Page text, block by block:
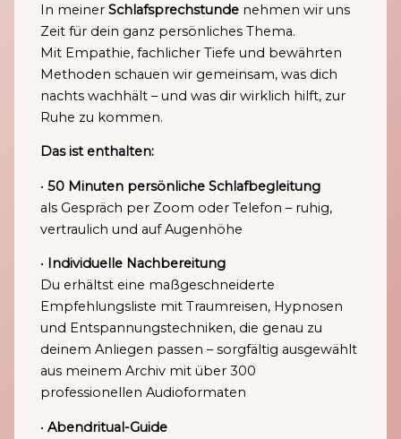
In meinerSchlafsprechstunde nehmen wir uns
Zeit für dein ganz persönliches Thema.
Mit Empathie, fachlicher Tiefe und bewährten
Methoden schauen wir gemeinsam, was dich
nachts wachhält – und was dir wirklich hilft, zur
Ruhe zu kommen.
Das ist enthalten:
•50 Minuten persönliche Schlafbegleitung
als Gespräch per Zoom oder Telefon – ruhig,
vertraulich und auf Augenhöhe
•
Individuelle Nachbereitung
Du erhältst eine maßgeschneiderte
Empfehlungsliste mit Traumreisen, Hypnosen
und Entspannungstechniken, die genau zu
deinem Anliegen passen – sorgfältig ausgewählt
aus meinem Archiv mit über 300
professionellen Audioformaten
•Abendritual-Guide